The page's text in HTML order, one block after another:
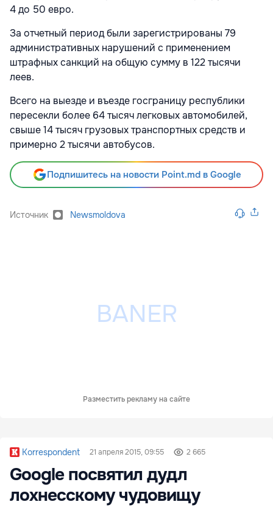
4 до 50 евро.
За отчетный период были зарегистрированы 79
административных нарушений с применением
штрафных санкций на общую сумму в 122 тысячи
леев.
Всего на выезде и въезде госграницу республики
пересекли более 64 тысяч легковых автомобилей,
свыше 14 тысяч грузовых транспортных средств и
примерно 2 тысячи автобусов.
Подпишитесь на новости Point.md в Google
Источник Newsmoldova
Разместить рекламу на сайте
Korrespondent 21 апреля 2015, 09:55 2 665
Google посвятил дудл
лохнесскому чудовищу